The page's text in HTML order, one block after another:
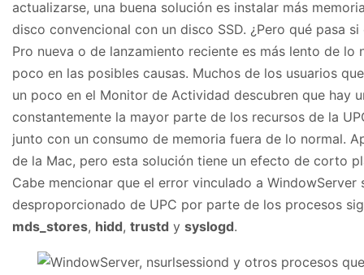
actualizarse, una buena solución es instalar más
disco convencional con un disco SSD. ¿Pero qué pasa
Pro nueva o de lanzamiento reciente es más lento de
poco en las posibles causas. Muchos de los usuarios
un poco en el Monitor de Actividad descubren que hay
constantemente la mayor parte de los recursos de la
junto con un consumo de memoria fuera de lo normal.
de la Mac, pero esta solución tiene un efecto de corto
Cabe mencionar que el error vinculado a
desproporcionado de UPC por parte de los procesos
mds_stores, hidd, trustd y syslogd.